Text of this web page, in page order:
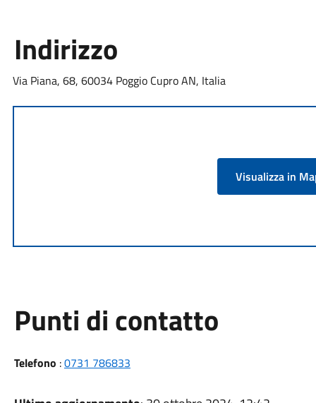
Indirizzo
Via Piana, 68, 60034 Poggio Cupro AN, Italia
Visualizza in
Punti di contatto
Telefono :0731 786833